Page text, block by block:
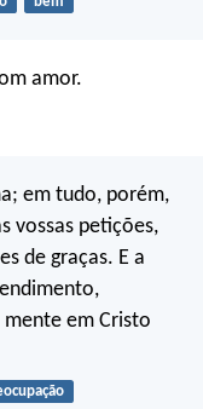
amor.
em tudo, porém,
vossas petições,
de graças. E a
em Cristo